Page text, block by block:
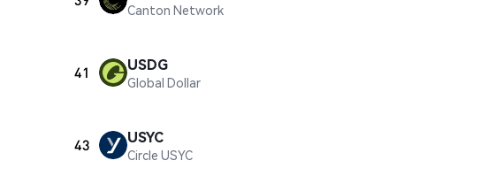
Canton Network
41 USDG
Global Dollar
43 USYC
Circle USYC